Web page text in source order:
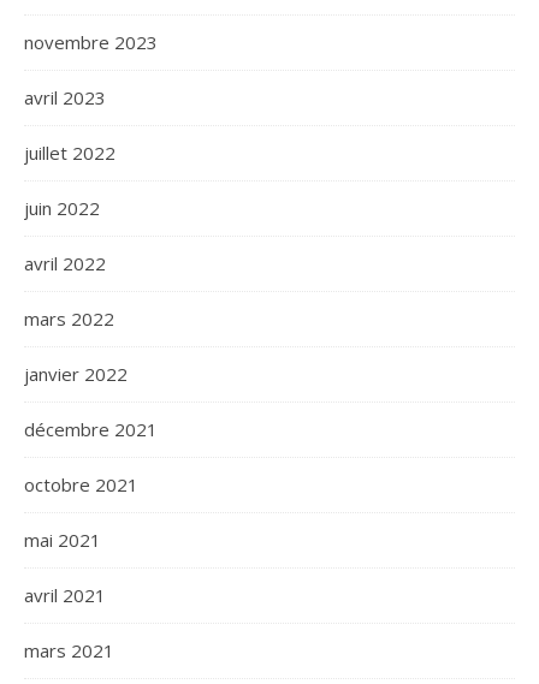
novembre 2023
avril 2023
juillet 2022
juin 2022
avril 2022
mars 2022
janvier 2022
décembre 2021
octobre 2021
mai 2021
avril 2021
mars 2021